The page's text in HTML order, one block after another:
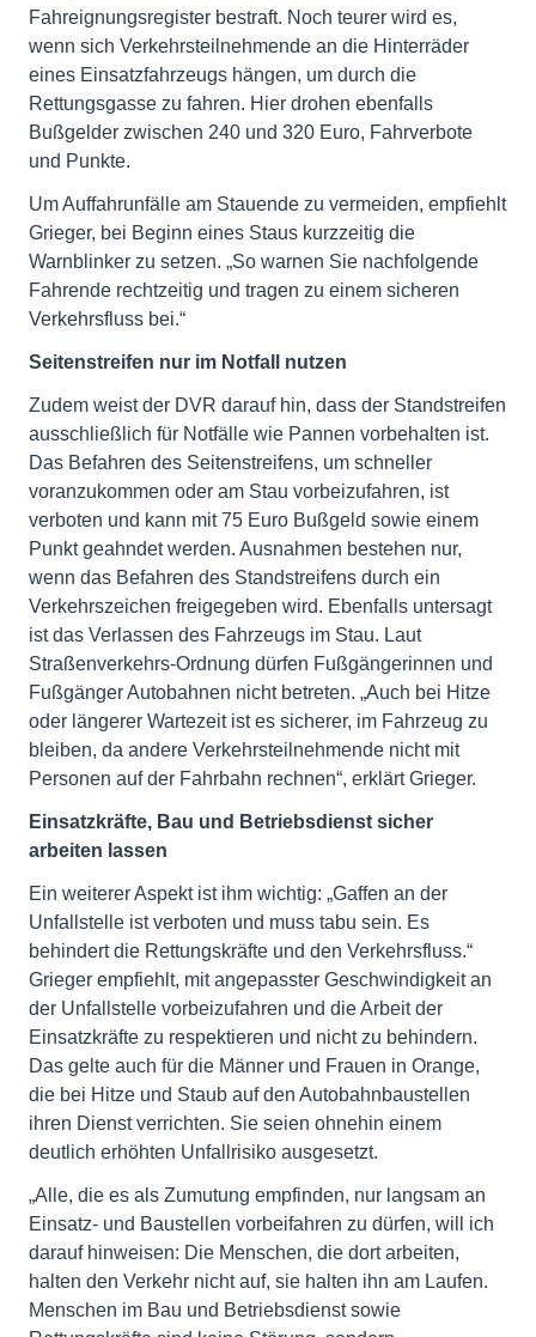
Fahreignungsregister bestraft. Noch teurer wird es,
wenn sich Verkehrsteilnehmende an die Hinterräder
eines Einsatzfahrzeugs hängen, um durch die
Rettungsgasse zu fahren. Hier drohen ebenfalls
Bußgelder zwischen 240 und 320 Euro, Fahrverbote
und Punkte.
Um Auffahrunfälle am Stauende zu vermeiden, empfiehlt
Grieger, bei Beginn eines Staus kurzzeitig die
Warnblinker zu setzen. „So warnen Sie nachfolgende
Fahrende rechtzeitig und tragen zu einem sicheren
Verkehrsfluss bei.“
Seitenstreifen nur im Notfall nutzen
Zudem weist der DVR darauf hin, dass der Standstreifen
ausschließlich für Notfälle wie Pannen vorbehalten ist.
Das Befahren des Seitenstreifens, um schneller
voranzukommen oder am Stau vorbeizufahren, ist
verboten und kann mit 75 Euro Bußgeld sowie einem
Punkt geahndet werden. Ausnahmen bestehen nur,
wenn das Befahren des Standstreifens durch ein
Verkehrszeichen freigegeben wird. Ebenfalls untersagt
ist das Verlassen des Fahrzeugs im Stau. Laut
Straßenverkehrs-Ordnung dürfen Fußgängerinnen und
Fußgänger Autobahnen nicht betreten. „Auch bei Hitze
oder längerer Wartezeit ist es sicherer, im Fahrzeug zu
bleiben, da andere Verkehrsteilnehmende nicht mit
Personen auf der Fahrbahn rechnen“, erklärt Grieger.
Einsatzkräfte, Bau und Betriebsdienst sicher
arbeiten lassen
Ein weiterer Aspekt ist ihm wichtig: „Gaffen an der
Unfallstelle ist verboten und muss tabu sein. Es
behindert die Rettungskräfte und den Verkehrsfluss.“
Grieger empfiehlt, mit angepasster Geschwindigkeit an
der Unfallstelle vorbeizufahren und die Arbeit der
Einsatzkräfte zu respektieren und nicht zu behindern.
Das gelte auch für die Männer und Frauen in Orange,
die bei Hitze und Staub auf den Autobahnbaustellen
ihren Dienst verrichten. Sie seien ohnehin einem
deutlich erhöhten Unfallrisiko ausgesetzt.
„Alle, die es als Zumutung empfinden, nur langsam an
Einsatz- und Baustellen vorbeifahren zu dürfen, will ich
darauf hinweisen: Die Menschen, die dort arbeiten,
halten den Verkehr nicht auf, sie halten ihn am Laufen.
Menschen im Bau und Betriebsdienst sowie